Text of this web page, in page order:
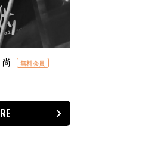
無料会員